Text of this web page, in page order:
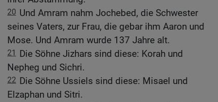
20 Und Amram nahm Jochebed, die Schwester
seines Vaters, zur Frau, die gebar ihm Aaron und
Mose. Und Amram wurde 137 Jahre alt.
21
Die Söhne Jizhars sind diese: Korah und
Nepheg und Sichri.
22 Die Söhne Ussiels sind diese: Misael und
Elzaphan und Sitri.